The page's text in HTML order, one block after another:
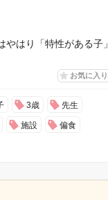
はり「特性がある子」
お気に入り
3歳 先生
施設 偏食